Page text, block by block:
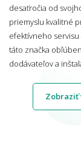
desaťročia od
priemyslu kvalitné
efektívneho servisu
táto značka
dodávateľov a
Zobraziť